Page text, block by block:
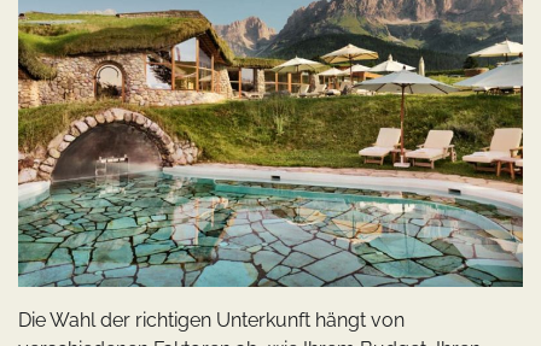
Die Wahl der richtigen Unterkunft hängt von